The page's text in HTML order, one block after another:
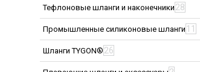
Тефлоновые шланги и наконечники 28
Промышленные силиконовые шланги 11
Шланги TYGON® 26